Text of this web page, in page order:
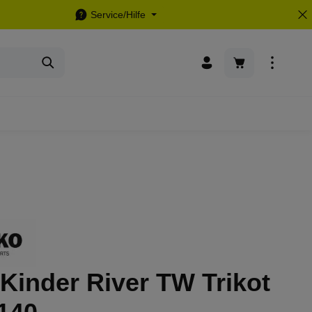
Service/Hilfe
Warenkorb
River TW Trikot